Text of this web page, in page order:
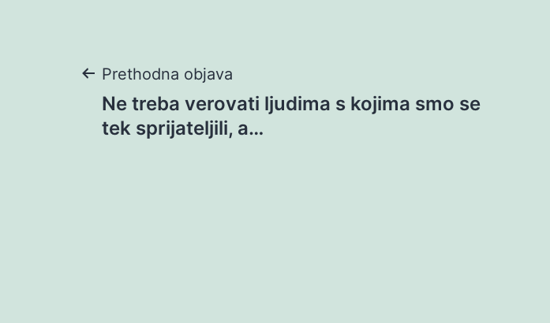
Navigacija
objava
Prethodna objava
Ne treba verovati ljudima s kojima smo se
tek sprijateljili, a…